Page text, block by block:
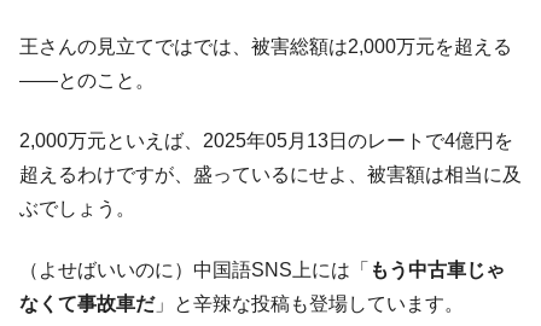
王さんの見立てではでは、被害総額は2,000万元を超える
――とのこと。
2,000万元といえば、2025年05月13日のレートで4億円を
超えるわけですが、盛っているにせよ、被害額は相当に及
ぶでしょう。
（よせばいいのに）中国語SNS上には「 もう中古車じゃ
なくて事故車だ」と辛辣な投稿も登場しています。